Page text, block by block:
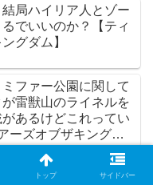
結局ハイリア人とゾー
でいいのか？【ティ
グダム】
ミファー公園に関して
雷獣山のライネルを
あるけどこれってい
ーズオブザキングダ
トップ サイドバー